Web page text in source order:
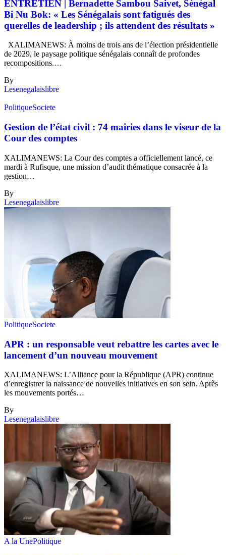
ENTRETIEN | Bernadette Sambou Saivet, Sénégal
Bi Nu Bok: « Les Sénégalais sont fatigués des
querelles de leadership ; ils attendent des résultats »
XALIMANEWS: À moins de trois ans de l’élection présidentielle
de 2029, le paysage politique sénégalais connaît de profondes
recompositions.…
By
Lesenegalaislibre
PolitiqueSociete
Gestion de l’état civil : 74 mairies dans le viseur de la
Cour des comptes
XALIMANEWS: La Cour des comptes a officiellement lancé, ce
mardi à Rufisque, une mission d’audit thématique consacrée à la
gestion…
By
Lesenegalaislibre
PolitiqueSociete
APR : un responsable veut rebattre les cartes avec le
lancement d’un nouveau mouvement
XALIMANEWS: L’Alliance pour la République (APR) continue
d’enregistrer la naissance de nouvelles initiatives en son sein. Après
les mouvements portés…
By
Lesenegalaislibre
A la UnePolitique